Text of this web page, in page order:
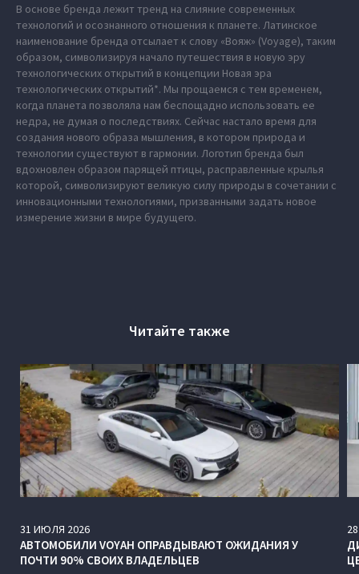
В основе бренда лежит тренд на слияние современных
технологий и осознанного отношения к планете. Латинское
наименование бренда отсылает к слову «Вояж» (Voyage), таким
образом, символизируя начало путешествия в новую эру
технологических открытий в концепции Новая эра
технологических открытий*. Мы прощаемся с тем временем,
когда планета позволяла нам беспощадно использовать ее
недра, не думая о последствиях. Сейчас настало время для
создания нового образа мышления, в котором природа и
технологии существуют в гармонии. Логотип бренда был
вдохновлен образом парящей птицы, расправленные крылья
которой, символизируют великую силу природы в сочетании с
инновационными технологиями, призванными задать новое
измерение жизни в мире будущего.
Читайте также
31 ИЮЛЯ 2026
АВТОМОБИЛИ VOYAH ОПРАВДЫВАЮТ ОЖИДАНИЯ У
ПОЧТИ 90% СВОИХ ВЛАДЕЛЬЦЕВ
28